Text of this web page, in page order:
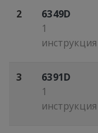
2
6349D
1
инструкция
3
6391D
1
инструкция